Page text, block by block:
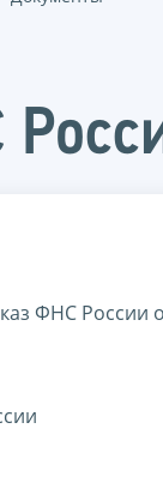
ФНС России